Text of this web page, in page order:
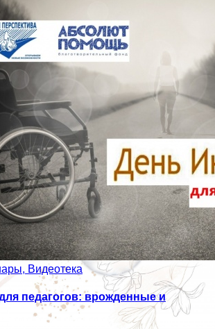
Видеотека
педагогов: врожденные и